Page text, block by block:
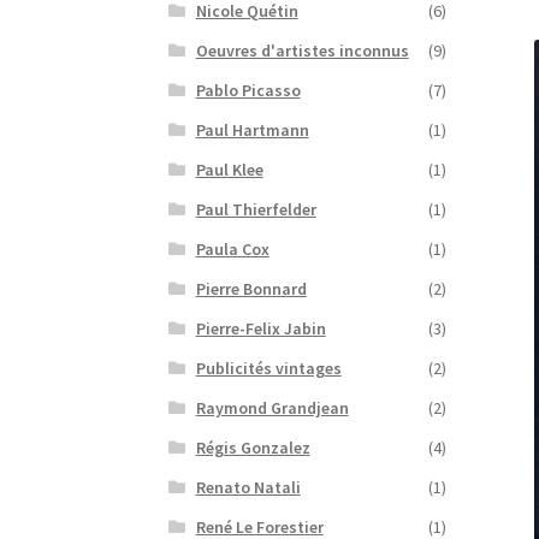
Nicole Quétin
(6)
Oeuvres d'artistes inconnus
(9)
Pablo Picasso
(7)
Paul Hartmann
(1)
Paul Klee
(1)
Paul Thierfelder
(1)
Paula Cox
(1)
Pierre Bonnard
(2)
Pierre-Felix Jabin
(3)
Publicités vintages
(2)
Raymond Grandjean
(2)
Régis Gonzalez
(4)
Renato Natali
(1)
René Le Forestier
(1)